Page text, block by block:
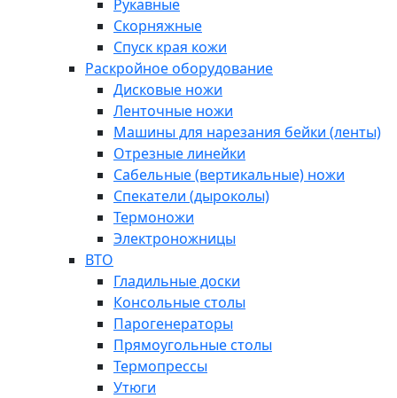
Рукавные
Скорняжные
Спуск края кожи
Раскройное оборудование
Дисковые ножи
Ленточные ножи
Машины для нарезания бейки (ленты)
Отрезные линейки
Сабельные (вертикальные) ножи
Спекатели (дыроколы)
Термоножи
Электроножницы
ВТО
Гладильные доски
Консольные столы
Парогенераторы
Прямоугольные столы
Термопрессы
Утюги